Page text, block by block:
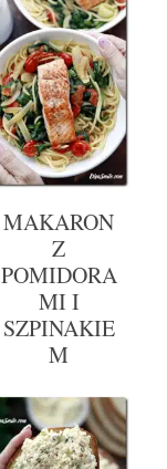
MAKARON
Z
POMIDORA
MI I
SZPINAKIE
M